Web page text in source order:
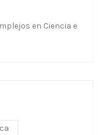
en Ciencia e